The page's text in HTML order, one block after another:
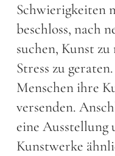
Schwierigkeiten
beschloss, nach
suchen, Kunst
Stress zu
Menschen ihre
versenden.
eine Ausstellung
Kunstwerke